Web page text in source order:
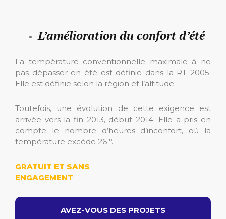
L’amélioration du confort d’été
La température conventionnelle maximale à ne
pas dépasser en été est définie dans la RT 2005.
Elle est définie selon la région et l’altitude.
Toutefois, une évolution de cette exigence est
arrivée vers la fin 2013, début 2014. Elle a pris en
compte le nombre d’heures d’inconfort, où la
température excède 26 °.
GRATUIT ET SANS
ENGAGEMENT
AVEZ-VOUS DES PROJETS